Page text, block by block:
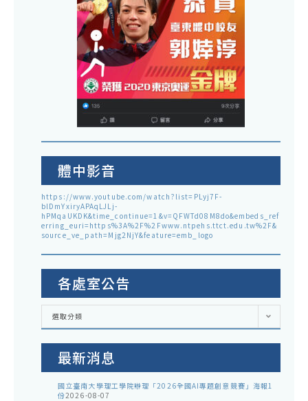
體中影音
https://www.youtube.com/watch?list=PLyj7F-
blDmYxiryAPAqLJLj-
hPMqaUKDK&time_continue=1&v=QFWTd08M8do&embeds_ref
erring_euri=https%3A%2F%2Fwww.ntpehs.ttct.edu.tw%2F&
source_ve_path=Mjg2NjY&feature=emb_logo
各處室公告
各
室
選取分類
最新消息
國立臺南大學理工學院辦理「2026全國AI專題創意競賽」海報1
份2026-08-07